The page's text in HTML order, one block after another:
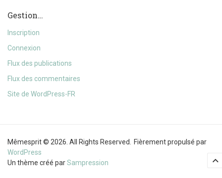
Gestion…
Inscription
Connexion
Flux des publications
Flux des commentaires
Site de WordPress-FR
Mêmesprit © 2026. All Rights Reserved. Fièrement propulsé par
WordPress
Un thème créé parSampression